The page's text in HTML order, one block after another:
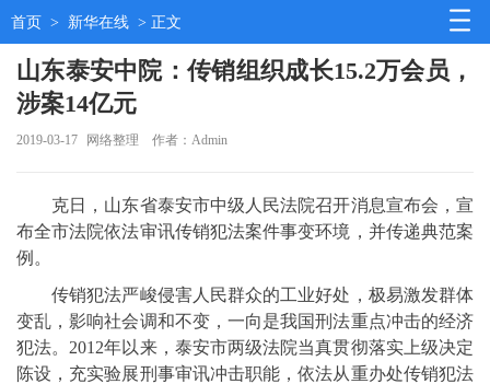
首页 > 新华在线 > 正文
山东泰安中院：传销组织成长15.2万会员，
涉案14亿元
2019-03-17 网络整理 作者：Admin
克日，山东省泰安市中级人民法院召开消息宣布会，宣
布全市法院依法审讯传销犯法案件事变环境，并传递典范案
例。
传销犯法严峻侵害人民群众的工业好处，极易激发群体
变乱，影响社会调和不变，一向是我国刑法重点冲击的经济
犯法。2012年以来，泰安市两级法院当真贯彻落实上级决定
陈设，充实验展刑事审讯冲击职能，依法从重办处传销犯法